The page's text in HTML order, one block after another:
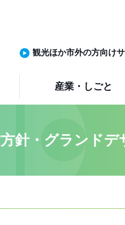
産業・しごと
観光ほか市外の方向け
針・グランドデ